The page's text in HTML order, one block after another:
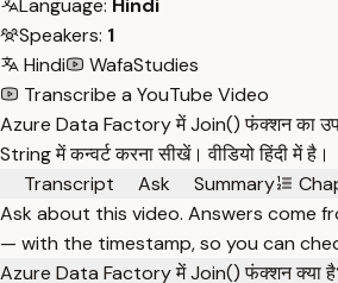
Language: Hindi
Speakers: 1
Hindi
WafaStudies
Transcribe a YouTube Video
Azure Data Factory में Join() फंक्शन का
String में कन्वर्ट करना सीखें। वीडियो हिंदी में है।
Transcript
Ask Summary
Ask about this video. Answers come
— with the timestamp, so you can
Azure Data Factory में Join() फंक्शन क्या